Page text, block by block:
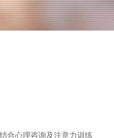
合心理咨询及注意力训练